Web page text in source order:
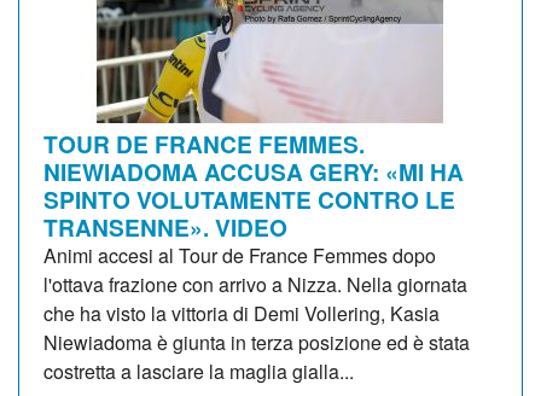
TOUR DE FRANCE FEMMES.
NIEWIADOMA ACCUSA GERY: «MI HA
SPINTO VOLUTAMENTE CONTRO LE
TRANSENNE». VIDEO
Animi accesi al Tour de France Femmes dopo
l'ottava frazione con arrivo a Nizza. Nella giornata
che ha visto la vittoria di Demi Vollering, Kasia
Niewiadoma è giunta in terza posizione ed è stata
costretta a lasciare la maglia gialla...